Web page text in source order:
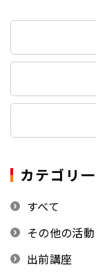
カテゴリ
すべて
その他の活動
出前講座